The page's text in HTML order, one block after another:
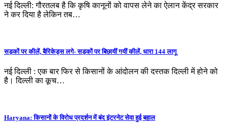
नई दिल्ली: गौरतलब है कि कृषि कानूनों को वापस लेने का ऐलान केंद्र सरकार
ने कर दिया है लेकिन तब…
सड़कों पर कीलें, बैरिकेड्स लगे- सड़कों पर बिछायीं गयीं कीलें, धारा 144 लागू
नई दिल्ली : एक बार फिर से किसानों के आंदोलन की दस्तक दिल्ली में होने को
है। दिल्ली का कूच…
Haryana: किसानों के विरोध प्रदर्शन में बंद इंटरनेट सेवा हुई बहाल